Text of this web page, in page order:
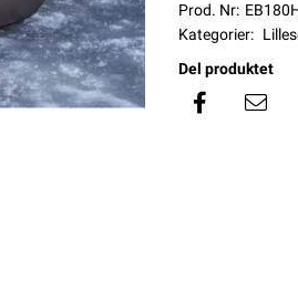
Prod. Nr:
Kategorier:
Del produktet